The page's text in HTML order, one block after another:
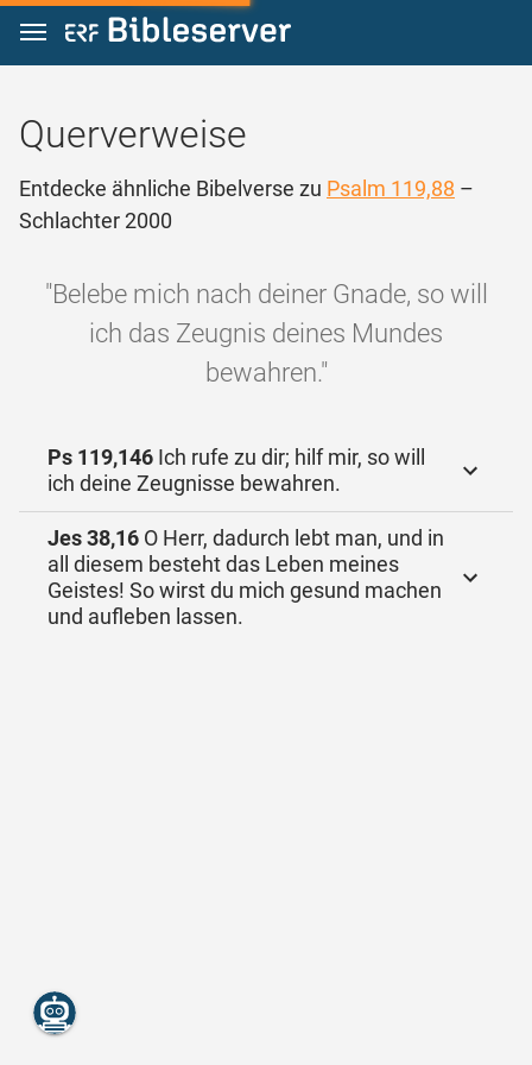
Zum Inhalt springen
Querverweise
Entdecke ähnliche Bibelverse zu Psalm 119,88 –
Schlachter 2000
"Belebe mich nach deiner Gnade, so will
ich das Zeugnis deines Mundes
bewahren."
Ps 119,146 Ich rufe zu dir; hilf mir, so will
ich deine Zeugnisse bewahren.
Jes 38,16 O Herr, dadurch lebt man, und in
all diesem besteht das Leben meines
Geistes! So wirst du mich gesund machen
und aufleben lassen.